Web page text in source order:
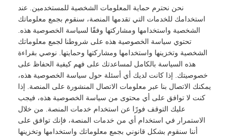
نحن نحترم حماية المعلومات الشخصية للمستخدمين. عند
استخدامك للخدمات التي تقدمها المنصة، سنقوم بجمع معلوماتك
الشخصية واستخدامها ومشاركتها وفقًا لسياسة الخصوصية هذه.
تحتوي سياسة الخصوصية هذه على شروطنا لجمع معلوماتك
الشخصية وتخزينها واستخدامها ومشاركتها وحمايتها. نوصي بقراءة
هذه السياسة بالكامل لمساعدتك على فهم كيفية الحفاظ على
خصوصيتك. إذا كانت لديك أي أسئلة حول سياسة الخصوصية هذه،
يمكنك الاتصال بنا عبر معلومات الاتصال المنشورة على المنصة. إذا
كنت لا توافق على أي محتوى من سياسة الخصوصية هذه، فيجب
عليك التوقف فورًا عن استخدام خدمات المنصة. من خلال
الاستمرار في استخدام أي من خدمات المنصة، فإنك توافق على
أننا سنقوم بشكل قانوني بجمع معلوماتك واستخدامها وتخزينها